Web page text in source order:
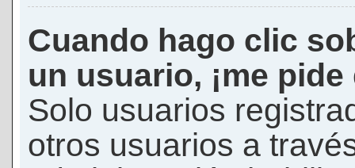
Cuando hago clic
un usuario, ¡me
Solo usuarios
otros usuarios a